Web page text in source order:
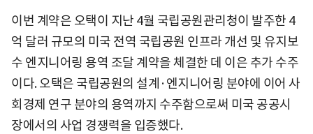
이번 계약은 오택이 지난 4월 국립공원관리청이 발주한 4
억 달러 규모의 미국 전역 국립공원 인프라 개선 및 유지보
수 엔지니어링 용역 조달 계약을 체결한 데 이은 추가 수주
이다. 오택은 국립공원의 설계·엔지니어링 분야에 이어 사
회경제 연구 분야의 용역까지 수주함으로써 미국 공공시
장에서의 사업 경쟁력을 입증했다.